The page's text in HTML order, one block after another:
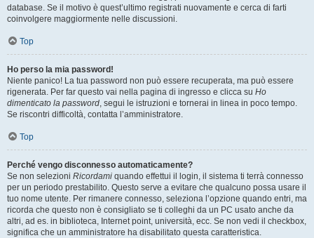
database. Se il motivo è quest’ultimo registrati nuovamente e cerca di farti
coinvolgere maggiormente nelle discussioni.
Top
Ho perso la mia password!
Niente panico! La tua password non può essere recuperata, ma può essere
rigenerata. Per far questo vai nella pagina di ingresso e clicca su Ho
dimenticato la password, segui le istruzioni e tornerai in linea in poco tempo.
Se riscontri difficoltà, contatta l’amministratore.
Top
Perché vengo disconnesso automaticamente?
Se non selezioni Ricordami quando effettui il login, il sistema ti terrà connesso
per un periodo prestabilito. Questo serve a evitare che qualcuno possa usare il
tuo nome utente. Per rimanere connesso, seleziona l’opzione quando entri, ma
ricorda che questo non è consigliato se ti colleghi da un PC usato anche da
altri, ad es. in biblioteca, Internet point, università, ecc. Se non vedi il checkbox,
significa che un amministratore ha disabilitato questa caratteristica.